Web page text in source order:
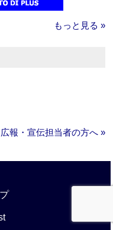
もっと見る »
広報・宣伝担当者の方へ »